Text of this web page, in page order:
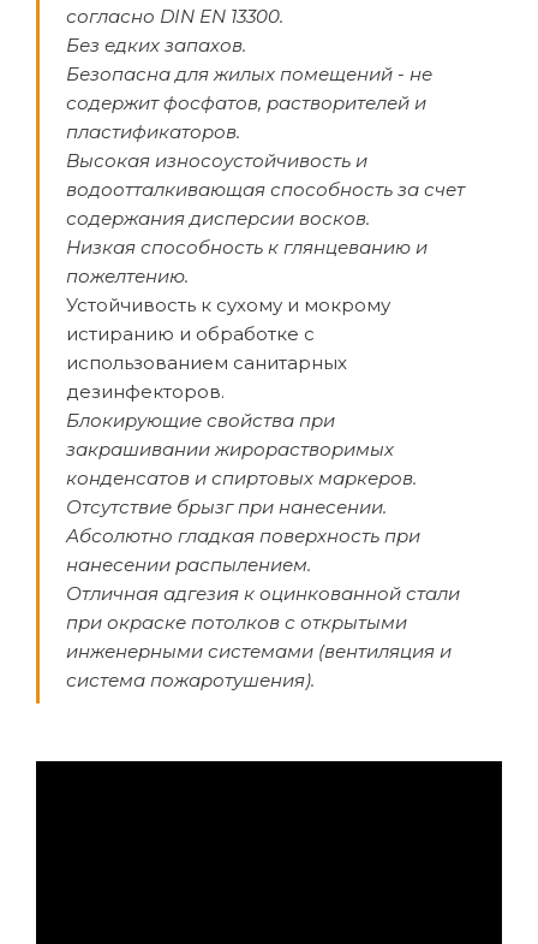
согласно DIN EN 13300.
Без едких запахов.
Безопасна для жилых помещений - не
содержит фосфатов, растворителей и
пластификаторов.
Высокая износоустойчивость и
водоотталкивающая способность за счет
содержания дисперсии восков.
Низкая способность к глянцеванию и
пожелтению.
Устойчивость к сухому и мокрому
истиранию и обработке с
использованием санитарных
дезинфекторов.
Блокирующие свойства при
закрашивании жирорастворимых
конденсатов и спиртовых маркеров.
Отсутствие брызг при нанесении.
Абсолютно гладкая поверхность при
нанесении распылением.
Отличная адгезия к оцинкованной стали
при окраске потолков с открытыми
инженерными системами (вентиляция и
система пожаротушения).